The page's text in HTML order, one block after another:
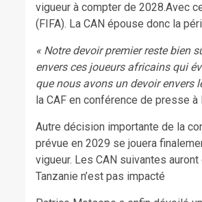
vigueur à compter de 2028.Avec
(FIFA). La CAN épouse donc la
« Notre devoir premier reste bien
envers ces joueurs africains qui
que nous avons un devoir envers
la CAF en conférence de presse
Autre décision importante de la
prévue en 2029 se jouera
vigueur. Les CAN suivantes
Tanzanie n’est pas impacté